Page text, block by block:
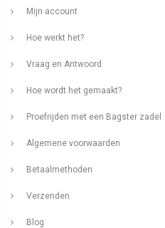
Mijn account
Hoe werkt het?
Vraag en Antwoord
Hoe wordt het gemaakt?
Proefrijden met een Bagster zadel
Algemene voorwaarden
Betaalmethoden
Verzenden
Blog